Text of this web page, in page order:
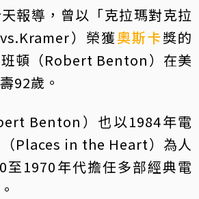
天報導，曾以「克拉瑪對克拉
）榮獲奧斯卡獎的
頓（Robert Benton）在美
92歲。
Benton）也以1984年電
Places in the Heart）為人
至1970年代擔任多部經典電